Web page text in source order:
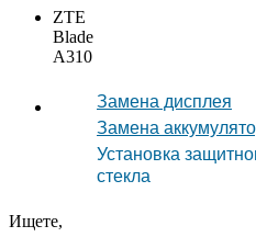
ZTE
Blade
A310
Замена дисплея
Замена
Установка
стекла
Ищете,